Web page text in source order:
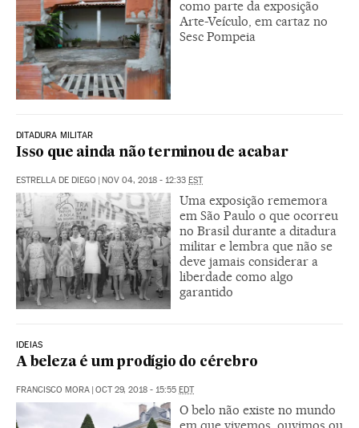
como parte da exposição
Arte-Veículo, em cartaz no
Sesc Pompeia
DITADURA MILITAR
Isso que ainda não terminou de acabar
ESTRELLA DE DIEGO | NOV 04, 2018 - 12:33 EST
Uma exposição rememora
em São Paulo o que ocorreu
no Brasil durante a ditadura
militar e lembra que não se
deve jamais considerar a
liberdade como algo
garantido
IDEIAS
A beleza é um prodígio do cérebro
FRANCISCO MORA | OCT 29, 2018 - 15:55 EDT
O belo não existe no mundo
em que vivemos, ouvimos ou